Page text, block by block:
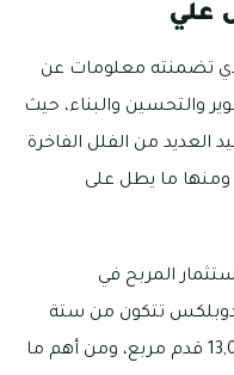
علي
تضمنته معلومات عن
والتحسين والبناء، حيث
العديد من الفلل الفاخرة
ومنها ما يطل على
المربح في
تتكون من ستة
غرف، وتكون ممتدة على مساحة 13,000 قدم مربع، ومن أهم ما